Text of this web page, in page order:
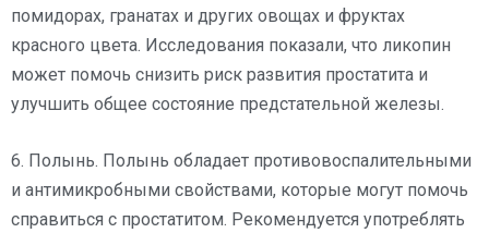
помидорах, гранатах и других овощах и фруктах
красного цвета. Исследования показали, что ликопин
может помочь снизить риск развития простатита и
улучшить общее состояние предстательной железы.
6. Полынь. Полынь обладает противовоспалительными
и антимикробными свойствами, которые могут помочь
справиться с простатитом. Рекомендуется употреблять